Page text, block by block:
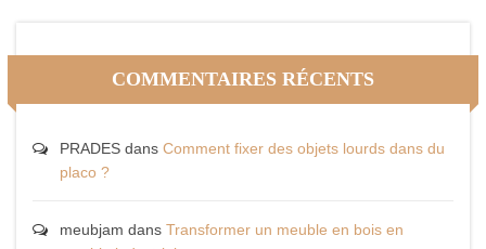
COMMENTAIRES RÉCENTS
PRADES dans Comment fixer des objets lourds dans du
placo ?
meubjam dans Transformer un meuble en bois en